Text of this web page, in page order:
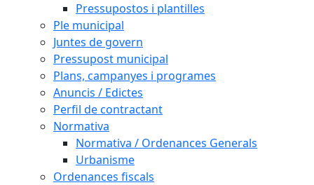
Pressupostos i plantilles
Ple municipal
Juntes de govern
Pressupost municipal
Plans, campanyes i programes
Anuncis / Edictes
Perfil de contractant
Normativa
Normativa / Ordenances Generals
Urbanisme
Ordenances fiscals